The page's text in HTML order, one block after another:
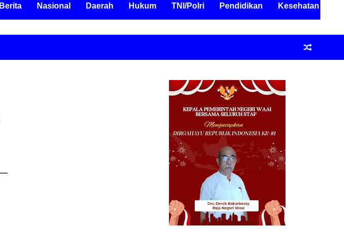
Berita Nasional Daerah Hukum TNI/Polri Pendidikan Kesehatan